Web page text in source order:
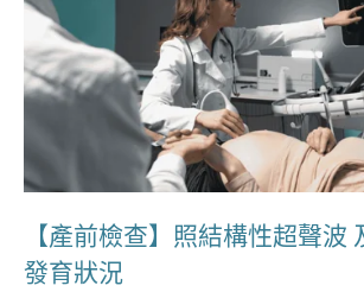
【產前檢查】照結構性超聲波
發育狀況